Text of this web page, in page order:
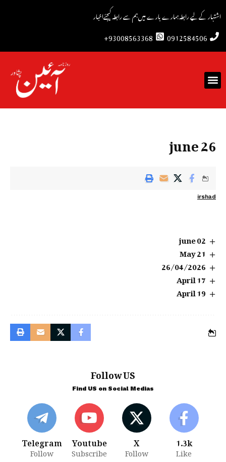
اشتہار کے لیے رابطہہمارے بارے میںہم سے رابطہ کیجئےاخبار
0912584506
93008563368+
26 june
irshad
02 june
21 May
26/04/2026
17 April
19 April
Follow US
Find US on Social Medias
1.3k
Like
X
Follow
Youtube
Subscribe
Telegram
Follow